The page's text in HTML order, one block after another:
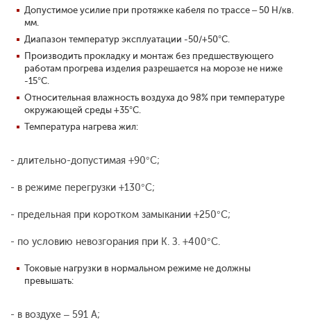
Допустимое усилие при протяжке кабеля по трассе – 50 Н/кв.
мм.
Диапазон температур эксплуатации -50/+50°С.
Производить прокладку и монтаж без предшествующего
работам прогрева изделия разрешается на морозе не ниже
-15°С.
Относительная влажность воздуха до 98% при температуре
окружающей среды +35°С.
Температура нагрева жил:
- длительно-допустимая +90°С;
- в режиме перегрузки +130°С;
- предельная при коротком замыкании +250°С;
- по условию невозгорания при К. З. +400°С.
Токовые нагрузки в нормальном режиме не должны
превышать:
- в воздухе – 591 А;